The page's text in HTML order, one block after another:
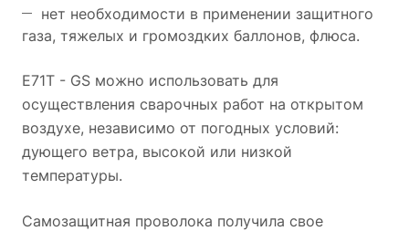
нет необходимости в применении защитного
газа, тяжелых и громоздких баллонов, флюса.
E71T - GS можно использовать для
осуществления сварочных работ на открытом
воздухе, независимо от погодных условий:
дующего ветра, высокой или низкой
температуры.
Самозащитная проволока получила свое